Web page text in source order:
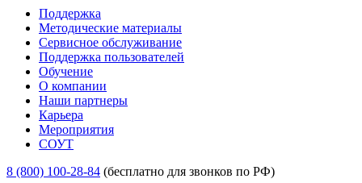
Поддержка
Методические материалы
Сервисное обслуживание
Поддержка пользователей
Обучение
О компании
Наши партнеры
Карьера
Мероприятия
СОУТ
8 (800) 100-28-84 (бесплатно для звонков по РФ)